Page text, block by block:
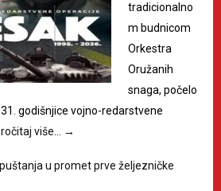
tradicionalno
m budnicom
Orkestra
Oružanih
snaga, počelo
godišnjice vojno-redarstvene
više… →
u promet prve željezničke